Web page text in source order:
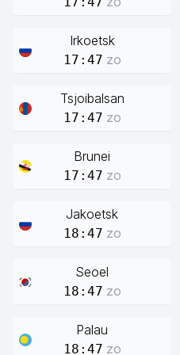
Irkoetsk
17:47 zo
Tsjoibalsan
17:47 zo
Brunei
17:47 zo
Jakoetsk
18:47 zo
Seoel
18:47 zo
Palau
18:47 zo